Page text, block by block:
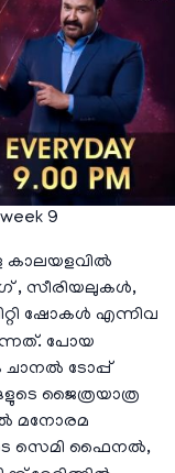
9
കാലയളവില്‍
, സീരിയലുകള്‍,
ഷോകള്‍ എന്നിവ
പോയ
ചാനല്‍ ടോപ്പ്
ജൈത്രയാത്ര
മനോരമ
സെമി ഫൈനല്‍,